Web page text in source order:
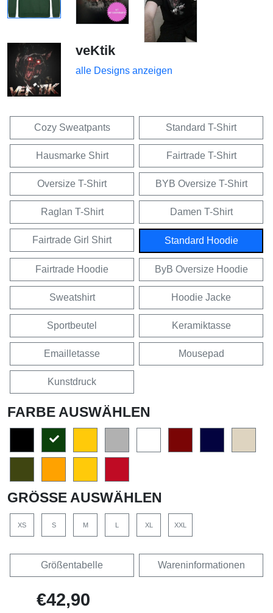
veKtik
alle Designs anzeigen
Cozy Sweatpants Standard T-Shirt
Hausmarke Shirt Fairtrade T-Shirt
Oversize T-Shirt BYB Oversize T-Shirt
Raglan T-Shirt Damen T-Shirt
Fairtrade Girl Shirt Standard Hoodie
Fairtrade Hoodie ByB Oversize Hoodie
Sweatshirt Hoodie Jacke
Sportbeutel Keramiktasse
Emailletasse Mousepad
Kunstdruck
FARBE AUSWÄHLEN
GRÖSSE AUSWÄHLEN
XS S M L XL XXL
Größentabelle Wareninformationen
€42,90